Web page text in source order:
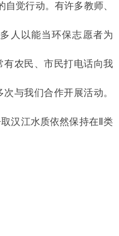
觉行动。有许多教师、
人以能当环保志愿者为
农民、市民打电话向我
与我们合作开展活动。
汉江水质依然保持在Ⅱ类